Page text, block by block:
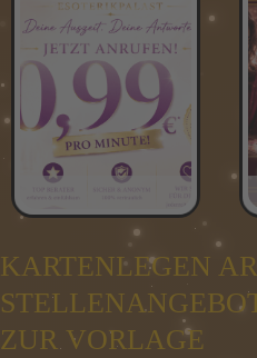
KARTENLEGEN
ZUR VORLAGE